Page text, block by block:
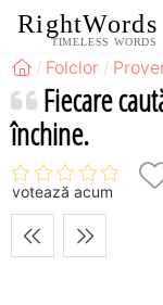
RightWords
TIMELESS WORDS
Folclor
Fiecare
închine.
votează acum